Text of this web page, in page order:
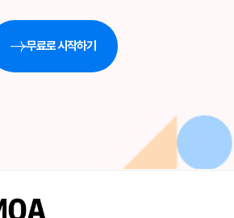
무료로 시작하기